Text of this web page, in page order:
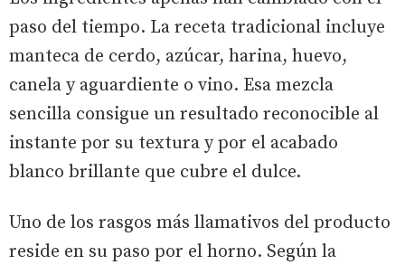
paso del tiempo. La receta tradicional incluye
manteca de cerdo, azúcar, harina, huevo,
canela y aguardiente o vino. Esa mezcla
sencilla consigue un resultado reconocible al
instante por su textura y por el acabado
blanco brillante que cubre el dulce.
Uno de los rasgos más llamativos del producto
reside en su paso por el horno. Según la